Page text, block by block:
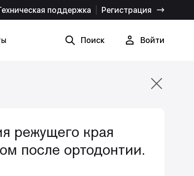
поддержка Регистрация
Поиск Войти
режущего края
после ортодонтии.
Отмена